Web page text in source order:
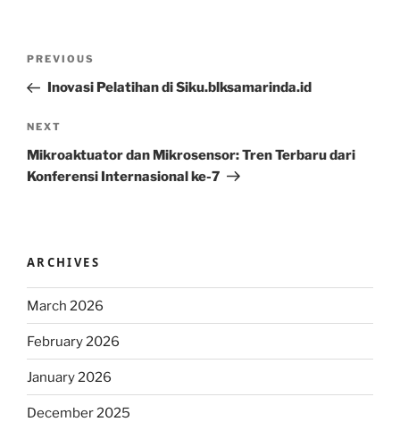
Previous
Post
PREVIOUS
Inovasi Pelatihan di Siku.blksamarinda.id
Next
Post
NEXT
Mikroaktuator dan Mikrosensor: Tren Terbaru dari
Konferensi Internasional ke-7
ARCHIVES
March 2026
February 2026
January 2026
December 2025